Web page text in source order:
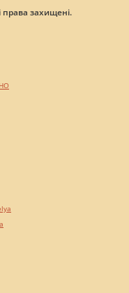
права захищені.